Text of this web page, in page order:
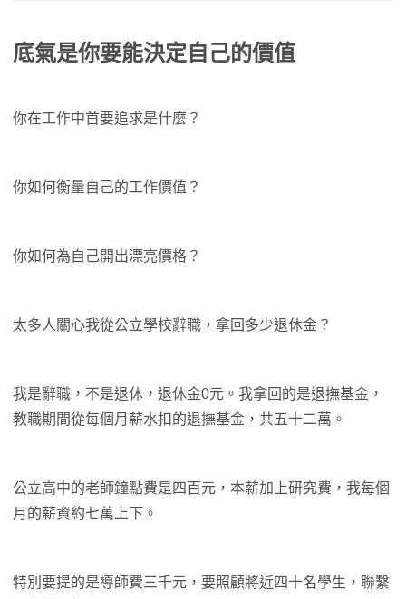
底氣是你要能決定自己的價值
你在工作中首要追求是什麼？
你如何衡量自己的工作價值？
你如何為自己開出漂亮價格？
太多人關心我從公立學校辭職，拿回多少退休金？
我是辭職，不是退休，退休金0元。我拿回的是退撫基金，
教職期間從每個月薪水扣的退撫基金，共五十二萬。
公立高中的老師鐘點費是四百元，本薪加上研究費，我每個
月的薪資約七萬上下。
特別要提的是導師費三千元，要照顧將近四十名學生，聯繫